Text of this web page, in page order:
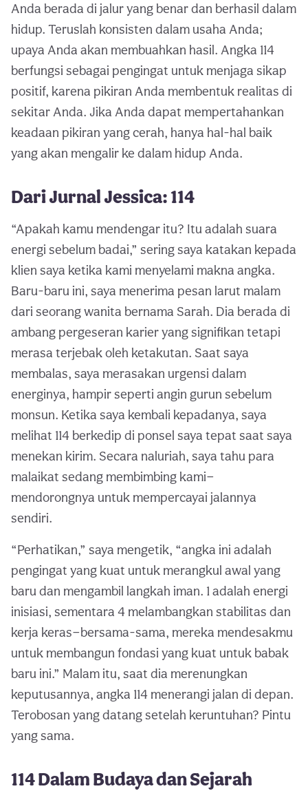
Anda berada di jalur yang benar dan berhasil dalam
hidup. Teruslah konsisten dalam usaha Anda;
upaya Anda akan membuahkan hasil. Angka 114
berfungsi sebagai pengingat untuk menjaga sikap
positif, karena pikiran Anda membentuk realitas di
sekitar Anda. Jika Anda dapat mempertahankan
keadaan pikiran yang cerah, hanya hal-hal baik
yang akan mengalir ke dalam hidup Anda.
Dari Jurnal Jessica: 114
“Apakah kamu mendengar itu? Itu adalah suara
energi sebelum badai,” sering saya katakan kepada
klien saya ketika kami menyelami makna angka.
Baru-baru ini, saya menerima pesan larut malam
dari seorang wanita bernama Sarah. Dia berada di
ambang pergeseran karier yang signifikan tetapi
merasa terjebak oleh ketakutan. Saat saya
membalas, saya merasakan urgensi dalam
energinya, hampir seperti angin gurun sebelum
monsun. Ketika saya kembali kepadanya, saya
melihat 114 berkedip di ponsel saya tepat saat saya
menekan kirim. Secara naluriah, saya tahu para
malaikat sedang membimbing kami—
mendorongnya untuk mempercayai jalannya
sendiri.
“Perhatikan,” saya mengetik, “angka ini adalah
pengingat yang kuat untuk merangkul awal yang
baru dan mengambil langkah iman. 1 adalah energi
inisiasi, sementara 4 melambangkan stabilitas dan
kerja keras—bersama-sama, mereka mendesakmu
untuk membangun fondasi yang kuat untuk babak
baru ini.” Malam itu, saat dia merenungkan
keputusannya, angka 114 menerangi jalan di depan.
Terobosan yang datang setelah keruntuhan? Pintu
yang sama.
114 Dalam Budaya dan Sejarah